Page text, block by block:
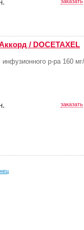
/ DOCETAXEL
инфузионного р-ра 160
заказать